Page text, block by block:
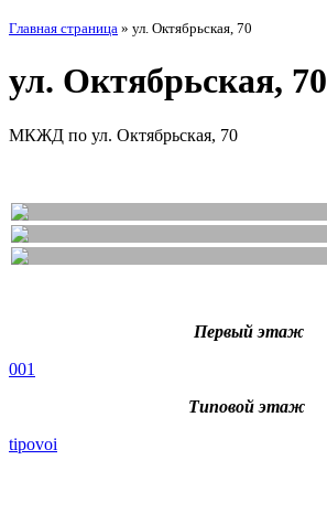
Главная страница » ул. Октябрьская, 70
ул. Октябрьская, 70
МКЖД по ул. Октябрьская, 70
Первый этаж
001
Типовой этаж
tipovoi